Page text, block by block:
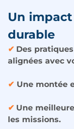
Un
durable
✔ Des
alignées avec
✔ Une montée
✔ Une
les missions.